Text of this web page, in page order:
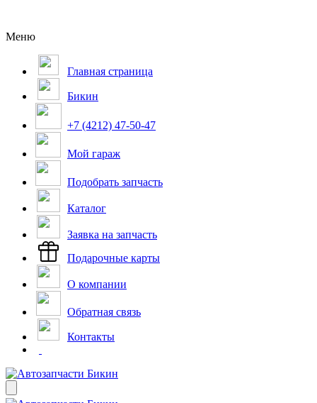
Меню
Главная страница
Бикин
+7 (4212) 47-50-47
Мой гараж
Подобрать запчасть
Каталог
Заявка на запчасть
Подарочные карты
О компании
Обратная связь
Контакты